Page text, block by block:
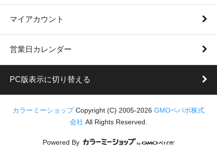
マイアカウント
営業日カレンダー
PC版表示に切り替える
カラーミーショップ Copyright (C) 2005-2026 GMOペパボ株式
会社 All Rights Reserved.
Powered By